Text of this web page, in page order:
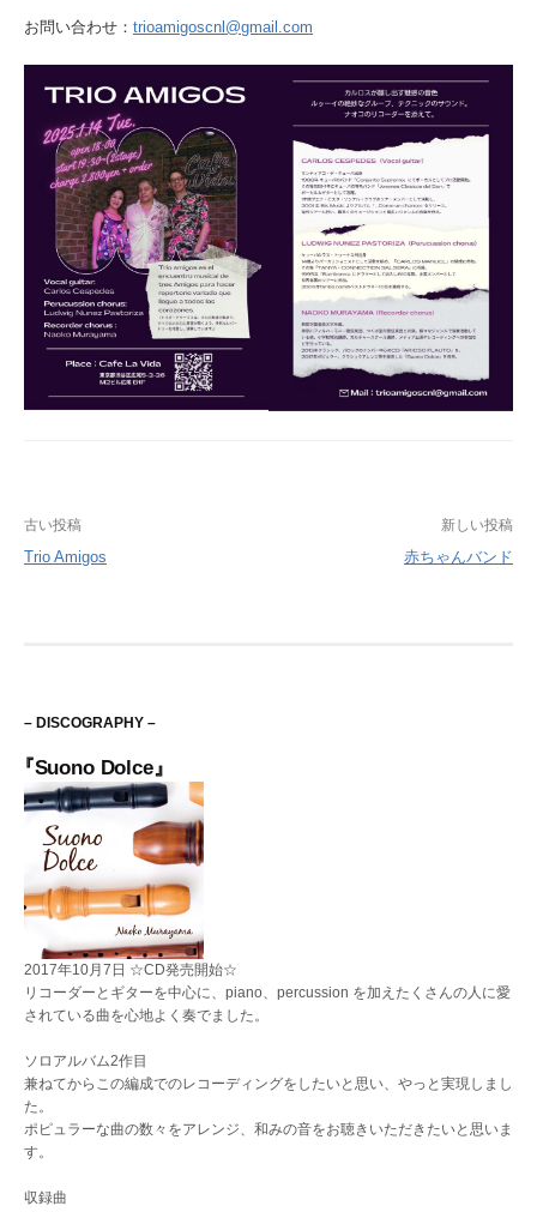
お問い合わせ： trioamigoscnl@gmail.com
投
稿
ー
シ
ョ
ン
古い投稿
Trio Amigos
新しい投稿
赤ちゃんバンド
– DISCOGRAPHY –
Suono Dolce』
2017年10月7日 ☆CD発売開始☆
リコーダーとギターを中心に、piano、percussion を加えたくさんの人に愛
されている曲を心地よく奏でました。
ソロアルバム2作目
兼ねてからこの編成でのレコーディングをしたいと思い、やっと実現しまし
た。
ポピュラーな曲の数々をアレンジ、和みの音をお聴きいただきたいと思いま
す。
収録曲